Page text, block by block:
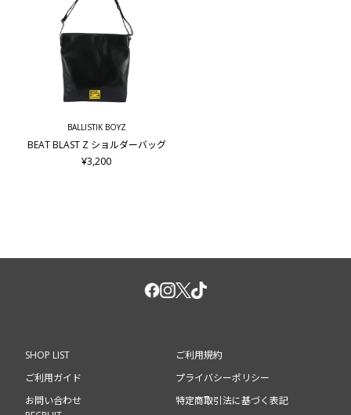
BALLISTIK BOYZ
BEAT BLAST Z ショルダーバッグ
¥3,200
SHOP LIST
ご利用ガイド
お問い合わせ
ご利用規約
プライバシーポリシー
特定商取引法に基づく表記